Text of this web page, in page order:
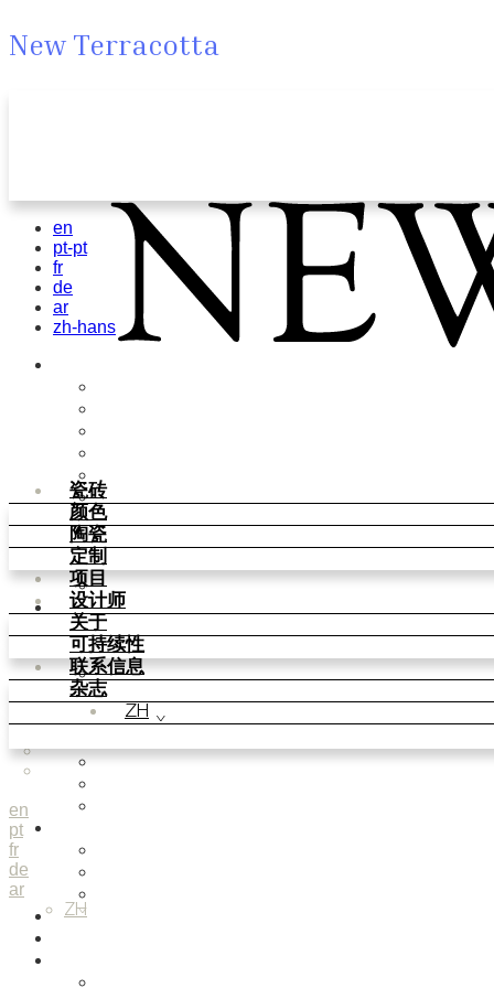
New Terracotta
瓷砖
颜色
陶瓷
定制
项目
设计师
关于
可持续性
联系信息
杂志
ZH
en
pt
fr
de
ar
ZH
en
pt-pt
fr
de
ar
zh-hans
Bold Pattern
Parquet Bisque
Natural Cotto
Smink Studio
Elisa Passino
Paulo Vale
颜色
Basic Colours
Matt Colours
Oxide Explosions
Special Firing
Vintage Metallics
定制